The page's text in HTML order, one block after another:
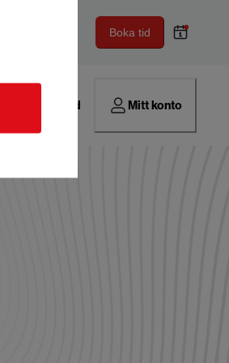
Boka tid
Hitta verkstad Mitt konto